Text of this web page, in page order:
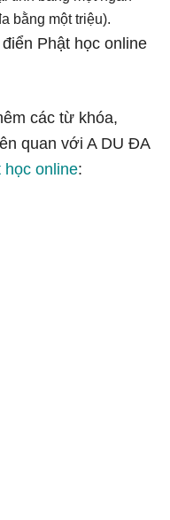
bằng một triệu).
Phật học online
các từ khóa,
quan với A DU ĐA
học online: